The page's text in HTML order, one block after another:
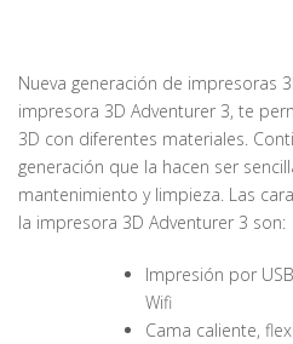
Nueva generación de impresoras
impresora 3D Adventurer 3, te
3D con diferentes materiales.
generación que la hacen ser
mantenimiento y limpieza. Las
la impresora 3D Adventurer 3 son:
Impresión por
Wifi
Cama caliente,